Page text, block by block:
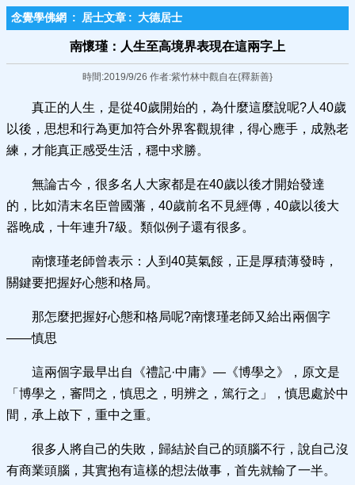
念覺學佛網 : 居士文章 : 大德居士
南懷瑾：人生至高境界表現在這兩字​上
時間:2019/9/26 作者:紫竹林中觀自在{釋新善}
真正的人生，是從40歲開始的，為什麼這麼說呢?人40歲
以後，思想和行為更加符合外界客觀規律，得心應手，成熟老
練，才能真正感受生活，穩中求勝。
無論古今，很多名人大家都是在40歲以後才開始發達
的，比如清末名臣曾國藩，40歲前名不見經傳，40歲以後大
器晚成，十年連升7級。類似例子還有很多。
南懷瑾老師曾表示：人到40莫氣餒，正是厚積薄發時，
關鍵要把握好心態和格局。
那怎麼把握好心態和格局呢?南懷瑾老師又給出兩個字
——慎思
這兩個字最早出自《禮記·中庸》—《博學之》，原文是
「博學之，審問之，慎思之，明辨之，篤行之」，慎思處於中
間，承上啟下，重中之重。
很多人將自己的失敗，歸結於自己的頭腦不行，說自己沒
有商業頭腦，其實抱有這樣的想法做事，首先就輸了一半。